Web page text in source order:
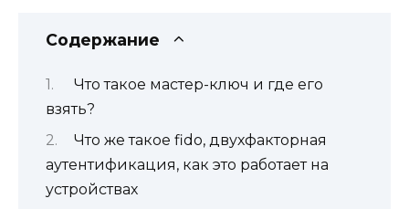
Содержание
Что такое мастер-ключ и где его
взять?
Что же такое fido, двухфакторная
аутентификация, как это работает на
устройствах